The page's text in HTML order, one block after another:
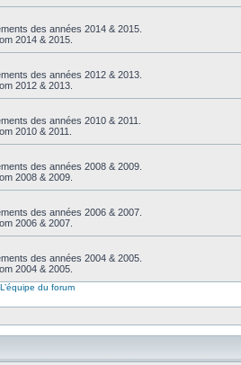
des années 2014 & 2015.
2014 & 2015.
des années 2012 & 2013.
2012 & 2013.
des années 2010 & 2011.
2010 & 2011.
des années 2008 & 2009.
2008 & 2009.
des années 2006 & 2007.
2006 & 2007.
des années 2004 & 2005.
2004 & 2005.
L’équipe du forum